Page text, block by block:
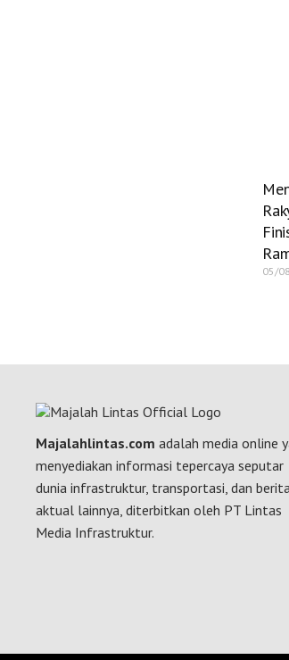
05/
Majalahlintas.com adalah media online
menyediakan informasi tepercaya seputar
dunia infrastruktur, transportasi, dan
aktual lainnya, diterbitkan oleh PT Lintas
Media Infrastruktur.